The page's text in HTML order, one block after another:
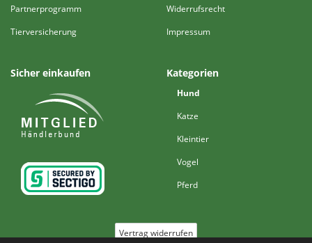
Partnerprogramm
Tierversicherung
Widerrufsrecht
Impressum
Sicher einkaufen Kategorien
Hund
Katze
Kleintier
Vogel
Pferd
Vertrag widerrufen